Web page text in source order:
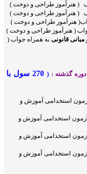
( هنرآموز طراحی و دوخت )
( هنرآموز طراحی و دوخت )
هنرآموز طراحی و دوخت )
( هنرآموز طراحی و دوخت )
قانونی به همراه جواب (
(
270 سول با
استخدامی آموزش و
استخدامی آموزش و
استخدامی آموزش و
استخدامی آموزش و